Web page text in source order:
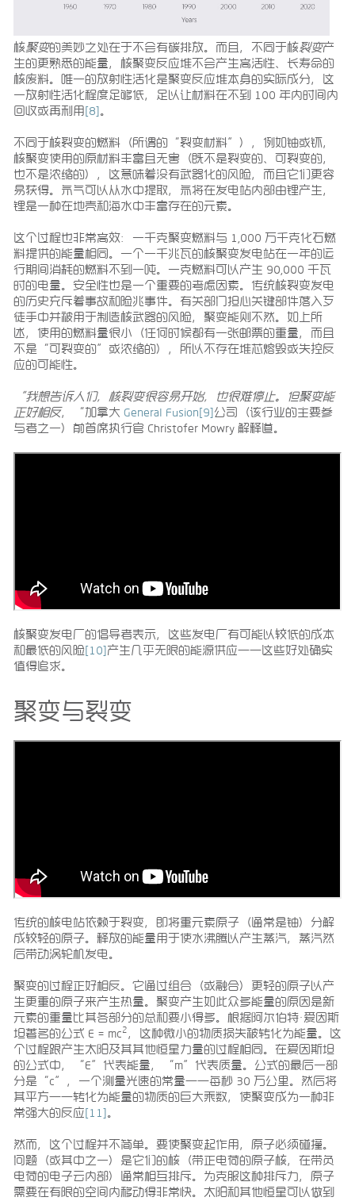
核聚变的美妙之处在于不会有碳排放。而且，不同于核裂变产
生的更熟悉的能量，核聚变反应堆不会产生高活性、长寿命的
核废料。唯一的放射性活化是聚变反应堆本身的实际成分，这
一放射性活化程度足够低，足以让材料在不到 100 年内时间内
回收或再利用 [8] 。
不同于核裂变的燃料（所谓的“裂变材料”），例如铀或钚，
核聚变使用的原材料丰富且无害（既不是裂变的、可裂变的，
也不是浓缩的），这意味着没有武器化的风险，而且它们更容
易获得。氘气可以从水中提取，氚将在发电站内部由锂产生，
锂是一种在地壳和海水中丰富存在的元素。
这个过程也非常高效：一千克聚变燃料与 1,000 万千克化石燃
料提供的能量相同。一个一千兆瓦的核聚变发电站在一年的运
行期间消耗的燃料不到一吨。一克燃料可以产生 90,000 千瓦
时的电量。安全性也是一个重要的考虑因素。传统核裂变发电
的历史充斥着事故和险兆事件。有关部门担心关键部件落入歹
徒手中并被用于制造核武器的风险，聚变能则不然。如上所
述，使用的燃料量很小（任何时候都有一张邮票的重量，而且
不是“可裂变的”或浓缩的），所以不存在堆芯熔毁或失控反
应的可能性。
“我想告诉人们，核裂变很容易开始，也很难停止。但聚变能
正好相反，“加拿大 General Fusion [9] 公司（该行业的主要参
与者之一）前首席执行官 Christofer Mowry 解释道。
核聚变发电厂的倡导者表示，这些发电厂有可能以较低的成本
和最低的风险 [10] 产生几乎无限的能源供应——这些好处确实
值得追求。
聚变与裂变
传统的核电站依赖于裂变，即将重元素原子（通常是铀）分解
成较轻的原子。释放的能量用于使水沸腾以产生蒸汽，蒸汽然
后带动涡轮机发电。
聚变的过程正好相反。它通过组合（或融合）更轻的原子以产
生更重的原子来产生热量。聚变产生如此众多能量的原因是新
元素的重量比其各部分的总和要小得多。根据阿尔伯特·爱因斯
坦著名的公式 E = mc2 ，这种微小的物质损失被转化为能量。这
个过程跟产生太阳及其其他恒星力量的过程相同。在爱因斯坦
的公式中，“E”代表能量，“m”代表质量。公式的最后一部
分是“c”，一个测量光速的常量——每秒 30 万公里。然后将
其平方——转化为能量的物质的巨大乘数，使聚变成为一种非
常强大的反应 [11] 。
然而，这个过程并不简单。要使聚变起作用，原子必须碰撞。
问题（或其中之一）是它们的核（带正电荷的原子核，在带负
电荷的电子云内部）通常相互排斥。为克服这种排斥力，原子
需要在有限的空间内移动得非常快。太阳和其他恒星可以做到